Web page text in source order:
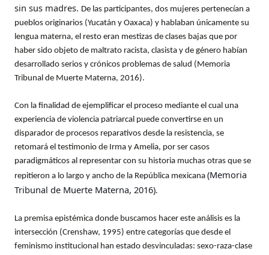
sin sus madres. De las participantes, dos mujeres pertenecían a
pueblos originarios (Yucatán y Oaxaca) y hablaban únicamente su
lengua materna, el resto eran mestizas de clases bajas que por
haber sido objeto de maltrato racista, clasista y de género habían
desarrollado serios y crónicos problemas de salud (Memoria
Tribunal de Muerte Materna, 2016).
Con la finalidad de ejemplificar el proceso mediante el cual una
experiencia de violencia patriarcal puede convertirse en un
disparador de procesos reparativos desde la resistencia, se
retomará el testimonio de Irma y Amelia, por ser casos
paradigmáticos al representar con su historia muchas otras que se
repitieron a lo largo y ancho de la República mexicana (Memoria
Tribunal de Muerte Materna, 2016).
La premisa epistémica donde buscamos hacer este análisis es la
intersección (Crenshaw, 1995) entre categorías que desde el
feminismo institucional han estado desvinculadas: sexo-raza-clase